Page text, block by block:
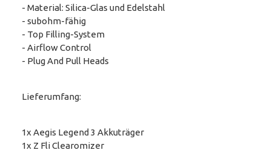
- Material: Silica-Glas und Edelstahl
- subohm-fähig
- Top Filling-System
- Airflow Control
- Plug And Pull Heads
Lieferumfang:
1x Aegis Legend 3 Akkuträger
1x Z Fli Clearomizer